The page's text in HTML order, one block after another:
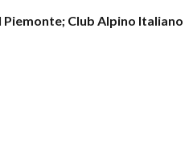
Club Alpino Italiano